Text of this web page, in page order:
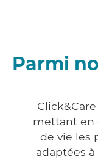
Parmi
mettant en
de vie les
adaptées